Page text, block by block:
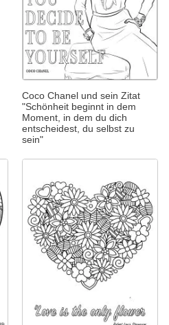
Coco Chanel und sein Zitat
"Schönheit beginnt in dem
Moment, in dem du dich
entscheidest, du selbst zu
sein"